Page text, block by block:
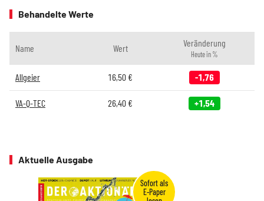
Behandelte Werte
Name Wert Veränderung
Heute in %
Allgeier 16,50 € -1,76
VA-Q-TEC 26,40 € +1,54
Aktuelle Ausgabe